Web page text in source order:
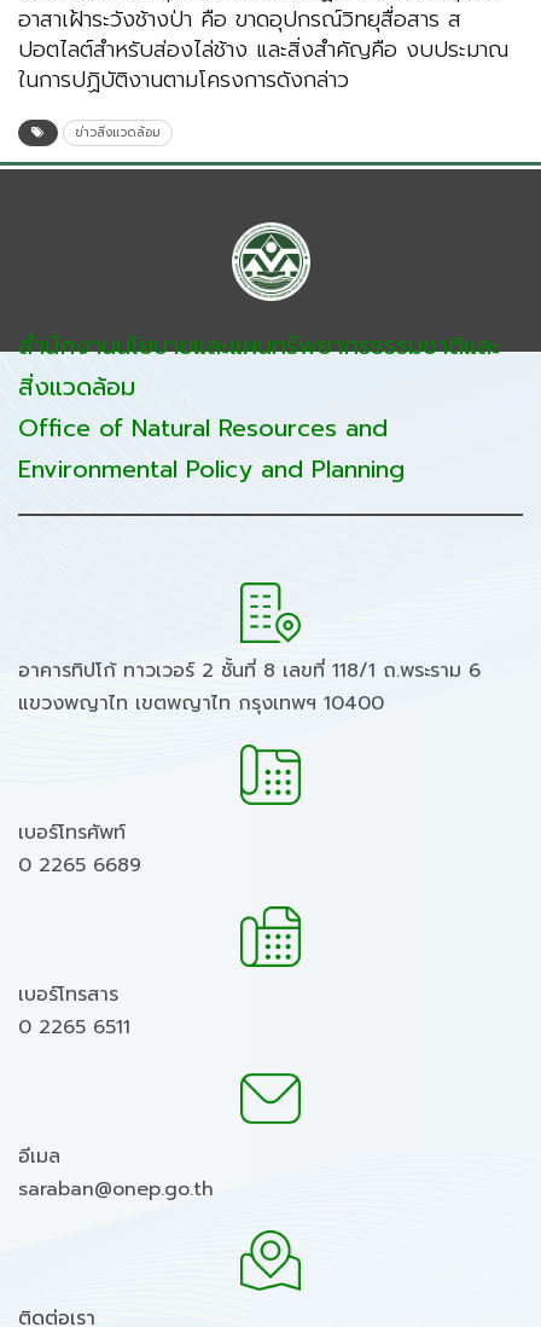
อาสาเฝ้าระวังช้างป่า คือ ขาดอุปกรณ์วิทยุสื่อสาร ส
ปอตไลต์สำหรับส่องไล่ช้าง และสิ่งสำคัญคือ งบประมาณ
ในการปฏิบัติงานตามโครงการดังกล่าว
ข่าวสิ่งแวดล้อม
สำนักงานนโยบายและแผนทรัพยากรธรรมชาติและ
สิ่งแวดล้อม
Office of Natural Resources and
Environmental Policy and Planning
อาคารทิปโก้ ทาวเวอร์ 2 ชั้นที่ 8 เลขที่ 118/1 ถ.พระราม 6
แขวงพญาไท เขตพญาไท กรุงเทพฯ 10400
เบอร์โทรศัพท์
0 2265 6689
เบอร์โทรสาร
0 2265 6511
อีเมล
saraban@onep.go.th
ติดต่อเรา